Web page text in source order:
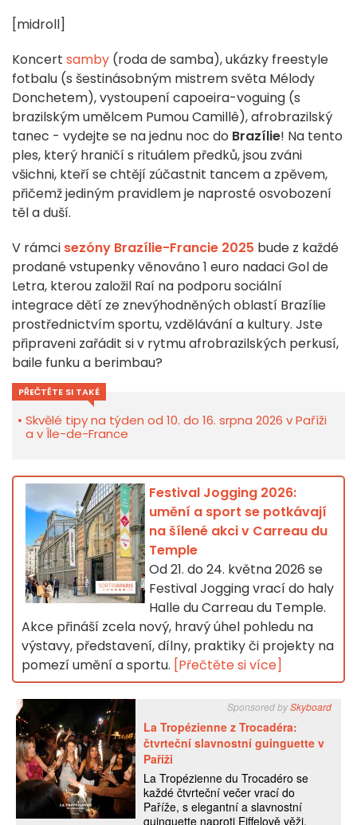
[midroll]
Koncert samby (roda de samba), ukázky freestyle
fotbalu (s šestinásobným mistrem světa Mélody
Donchetem), vystoupení capoeira-voguing (s
brazilským umělcem Pumou Camillê), afrobrazilský
tanec - vydejte se na jednu noc do Brazílie! Na tento
ples, který hraničí s rituálem předků, jsou zváni
všichni, kteří se chtějí zúčastnit tancem a zpěvem,
přičemž jediným pravidlem je naprosté osvobození
těl a duší.
V rámci sezóny Brazílie-Francie 2025 bude z každé
prodané vstupenky věnováno 1 euro nadaci Gol de
Letra, kterou založil Raí na podporu sociální
integrace dětí ze znevýhodněných oblastí Brazílie
prostřednictvím sportu, vzdělávání a kultury. Jste
připraveni zařádit si v rytmu afrobrazilských perkusí,
baile funku a berimbau?
PŘEČTĚTE SI TAKÉ
Skvělé tipy na týden od 10. do 16. srpna 2026 v Paříži
a v Île-de-France
Festival Jogging 2026:
umění a sport se potkávají
na šílené akci v Carreau du
Temple
Od 21. do 24. května 2026 se
Festival Jogging vrací do haly
Halle du Carreau du Temple.
Akce přináší zcela nový, hravý úhel pohledu na
výstavy, představení, dílny, praktiky či projekty na
pomezí umění a sportu. [Přečtěte si více]